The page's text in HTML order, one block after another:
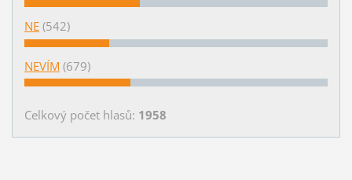
NE (542)
NEVÍM (679)
Celkový počet hlasů: 1958